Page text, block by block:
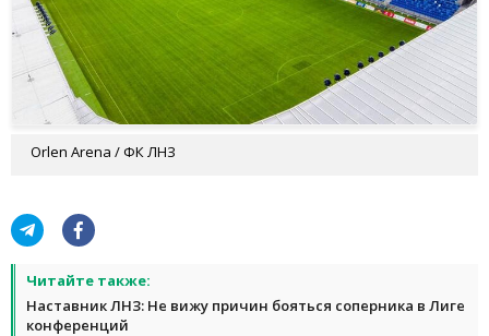
Orlen Arena / ФК ЛНЗ
Читайте также:
Наставник ЛНЗ: Не вижу причин бояться соперника в Лиге
конференций